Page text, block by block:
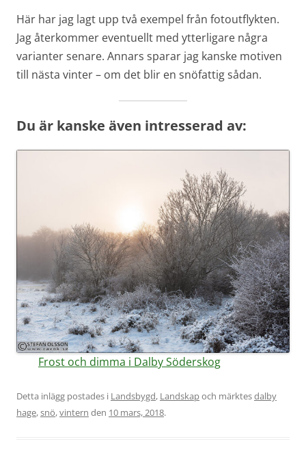
Här har jag lagt upp två exempel från fotoutflykten.
Jag återkommer eventuellt med ytterligare några
varianter senare. Annars sparar jag kanske motiven
till nästa vinter – om det blir en snöfattig sådan.
Du är kanske även intresserad av:
Frost och dimma i Dalby Söderskog
Detta inlägg postades i Landsbygd, Landskapoch märktesdalby
hage,snö,vintern den 10 mars, 2018.